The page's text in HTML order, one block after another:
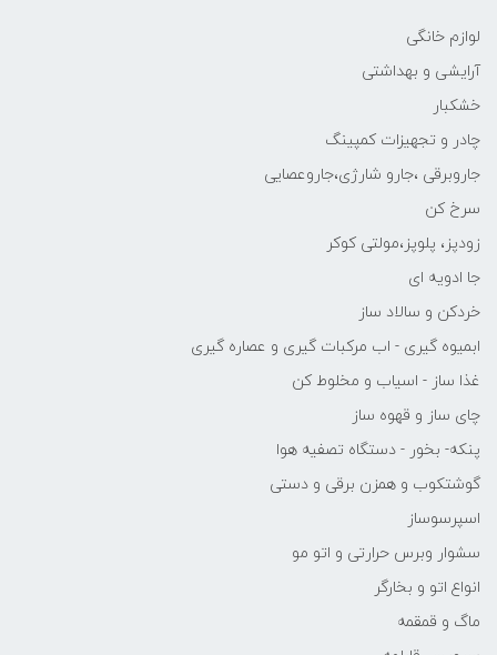
لوازم خانگی
آرایشی و بهداشتی
خشکبار
چادر و تجهیزات کمپینگ
جاروبرقی ،جارو شارژی،جاروعصایی
سرخ کن
زودپز، پلوپز،مولتی کوکر
جا ادویه ای
خردکن و سالاد ساز
ابمیوه گیری - اب مرکبات گیری و عصاره گیری
غذا ساز - اسیاب و مخلوط کن
چای ساز و قهوه ساز
پنکه- بخور - دستگاه تصفیه هوا
گوشتکوب و همزن برقی و دستی
اسپرسوساز
سشوار وبرس حرارتی و اتو مو
انواع اتو و بخارگر
ماگ و قمقمه